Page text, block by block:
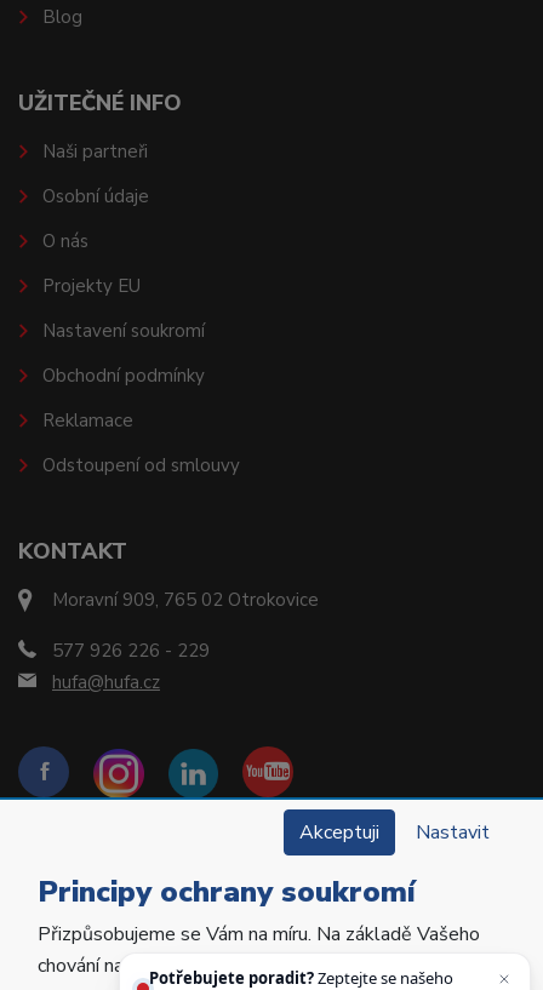
KONTAKT
Moravní 909, 765 02 Otrokovice
577 926 226 - 229
hufa@hufa.cz
Blog
UŽITEČNÉ INFO
Naši partneři
Osobní údaje
O nás
Projekty EU
Nastavení soukromí
Obchodní podmínky
Reklamace
Odstoupení od smlouvy
Copyright © 2022 Hu-Fa Dental a.s. Všechna práva
vyhrazena.
Akceptuji Nastavit
Principy ochrany soukromí
Přizpůsobujeme se Vám na míru. Na základě Vašeho
chování na webu personalizujeme jeho obsah a
Potřebujete poradit?Zeptejte se našeho